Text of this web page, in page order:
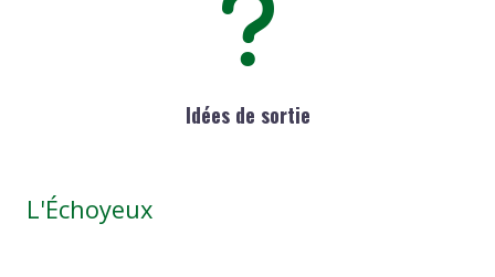
Idées de sortie
L'Échoyeux